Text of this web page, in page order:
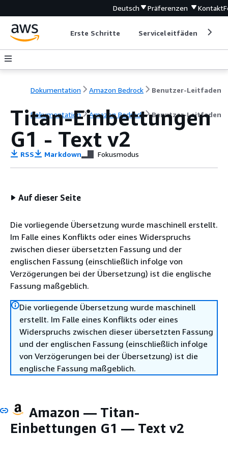
Deutsch Präferenzen Kontakt
Erste Schritte Serviceleitfäden
Dokumentation Amazon Bedrock Benutzer-Leitfaden
Dokumentation Amazon Bedrock Benutzer-Leitfaden
Titan-Einbettungen
G1 - Text v2
RSS Markdown Fokusmodus
Auf dieser Seite
Die vorliegende Übersetzung wurde maschinell erstellt.
Im Falle eines Konflikts oder eines Widerspruchs
zwischen dieser übersetzten Fassung und der
englischen Fassung (einschließlich infolge von
Verzögerungen bei der Übersetzung) ist die englische
Fassung maßgeblich.
Die vorliegende Übersetzung wurde maschinell
erstellt. Im Falle eines Konflikts oder eines
Widerspruchs zwischen dieser übersetzten Fassung
und der englischen Fassung (einschließlich infolge
von Verzögerungen bei der Übersetzung) ist die
englische Fassung maßgeblich.
Amazon — Titan-
Einbettungen G1 — Text v2